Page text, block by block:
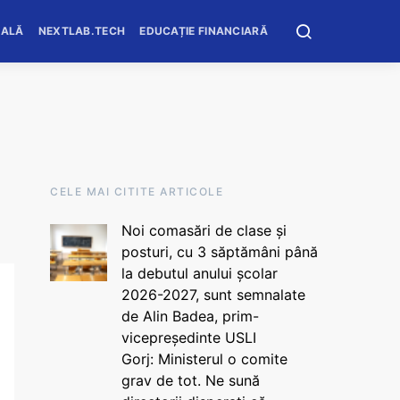
NEXTLAB.TECH EDUCAȚIE FINANCIARĂ
CELE MAI CITITE ARTICOLE
Noi comasări de clase și
posturi, cu 3 săptămâni până
la debutul anului școlar
2026-2027, sunt semnalate
de Alin Badea, prim-
vicepreședinte USLI
Gorj: Ministerul o comite
grav de tot. Ne sună